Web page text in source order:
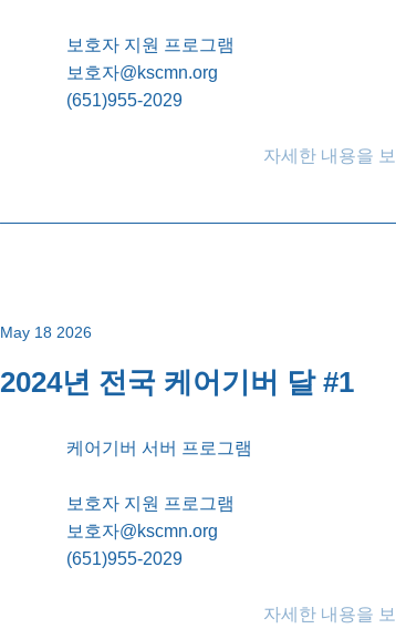
보호자 지원 프로그램
보호자@kscmn.org
(651)955-2029
자세한 내용을
May 18 2026
2024년 전국 케어기버 달 #1
케어기버 서버 프로그램
보호자 지원 프로그램
보호자@kscmn.org
(651)955-2029
자세한 내용을